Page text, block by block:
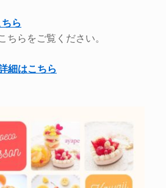
ら
らをご覧ください。
細はこちら